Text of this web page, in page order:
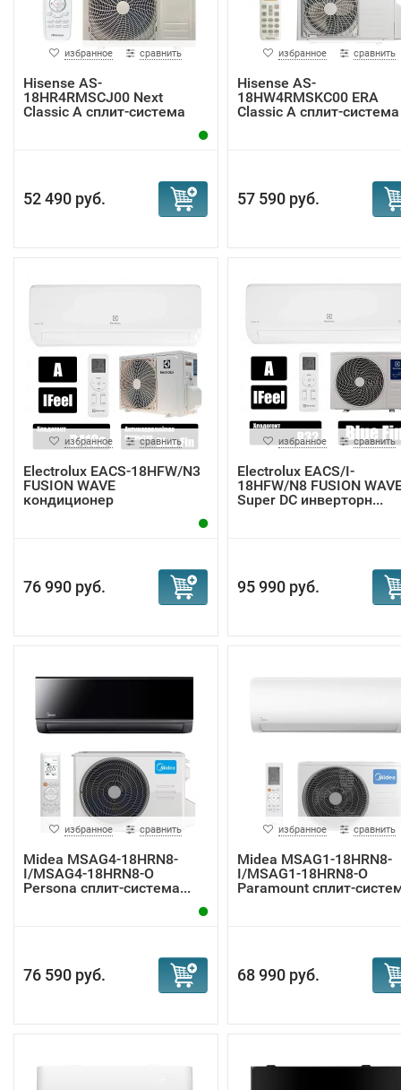
избранное сравнить
Hisense AS-
18HR4RMSCJ00 Next
Classic A сплит-система
52 490 руб.
избранное сравнить
Hisense AS-
18HW4RMSKC00 ERA
Classic A сплит-система
57 590 руб.
избранное сравнить
Electrolux EACS-18HFW/N3
FUSION WAVE
кондиционер
76 990 руб.
избранное сравнить
Electrolux EACS/I-
18HFW/N8 FUSION
Super DC инверторн...
95 990 руб.
избранное сравнить
Midea MSAG4-18HRN8-
I/MSAG4-18HRN8-O
Persona сплит-система...
76 590 руб.
избранное сравнить
Midea MSAG1-18HRN8-
I/MSAG1-18HRN8-O
Paramount сплит-
68 990 руб.